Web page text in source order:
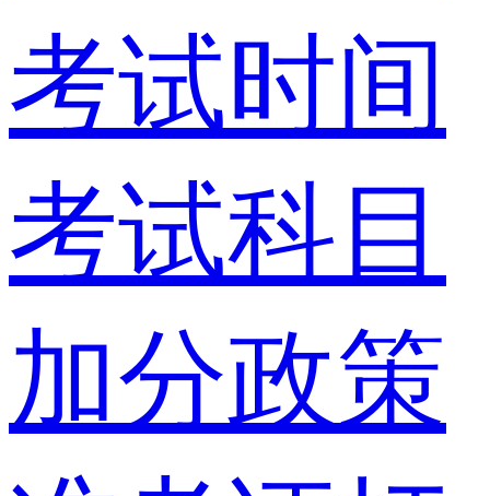
考试时间
考试科目
加分政策